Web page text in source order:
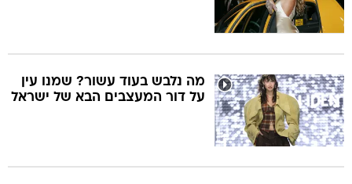
מה נלבש בעוד עשור? שמנו עין
על דור המעצבים הבא של ישראל